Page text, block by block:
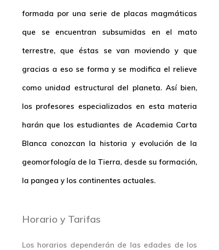
formada por una serie de placas magmáticas
que se encuentran subsumidas en el mato
terrestre, que éstas se van moviendo y que
gracias a eso se forma y se modifica el relieve
como unidad estructural del planeta. Así bien,
los profesores especializados en esta materia
harán que los estudiantes de Academia Carta
Blanca conozcan la historia y evolución de la
geomorfología de la Tierra, desde su formación,
la pangea y los continentes actuales.
Horario y Tarifas
Los horarios dependerán de las edades de los